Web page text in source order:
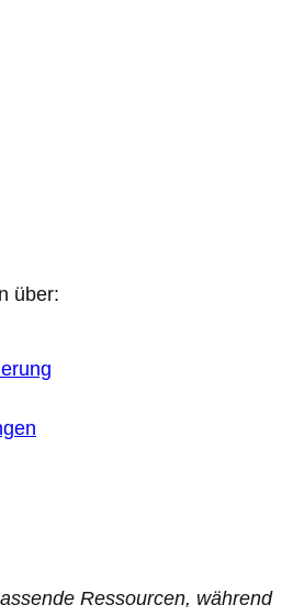
über:
Ressourcen, während